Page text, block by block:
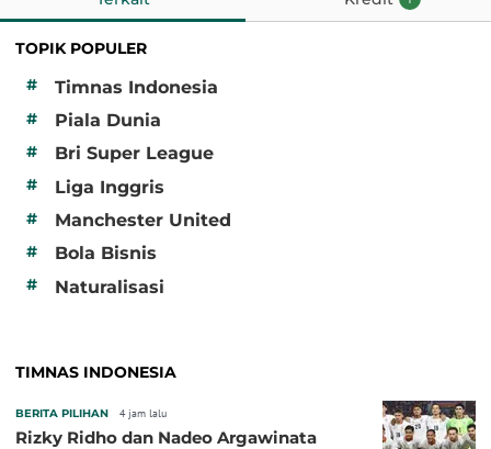
TOPIK POPULER
#
Timnas Indonesia
# Piala Dunia
# Bri Super League
# Liga Inggris
# Manchester United
# Bola Bisnis
# Naturalisasi
TIMNAS INDONESIA
BERITA PILIHAN 4 jam lalu
Rizky Ridho dan Nadeo Argawinata